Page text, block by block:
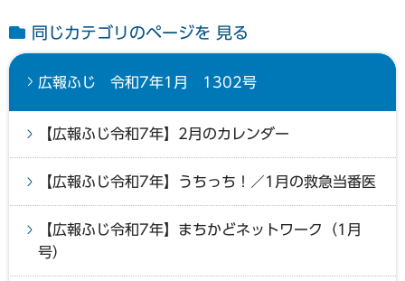
同じカテゴリのページを 見る
広報ふじ 令和7年1月 1302号
【広報ふじ令和7年】2月のカレンダー
【広報ふじ令和7年】うちっち！／1月の救急当番医
【広報ふじ令和7年】まちかどネットワーク（1月
号）